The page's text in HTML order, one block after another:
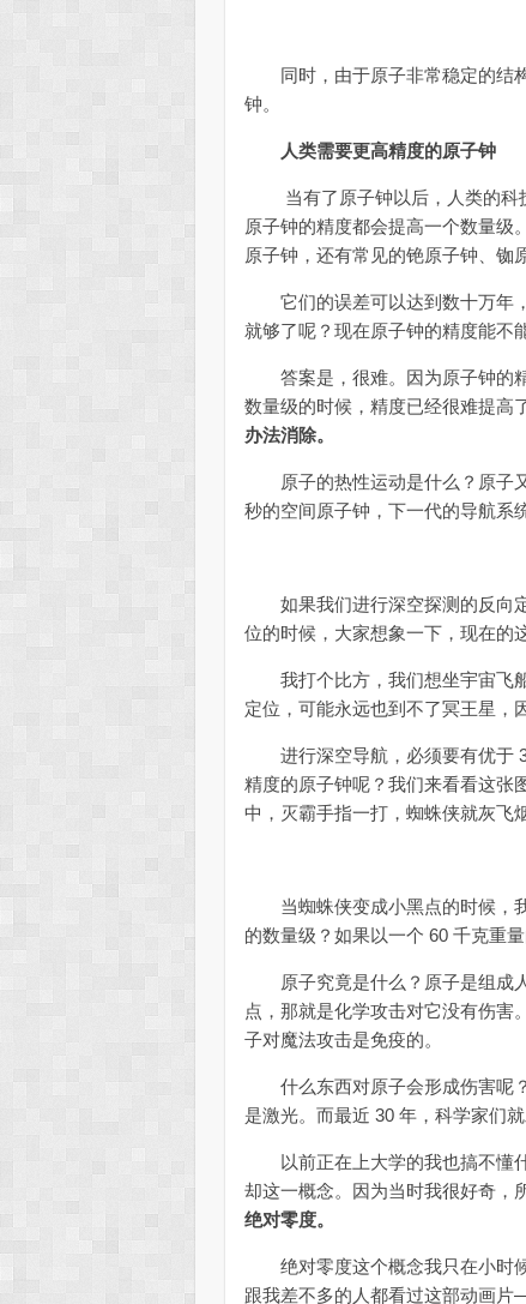
同时，由于原子非常稳定的结
钟。
人类需要更高精度的原子钟
当有了原子钟以后，人类的科
原子钟的精度都会提高一个数量级
原子钟，还有常见的铯原子钟、铷
它们的误差可以达到数十万年，
就够了呢？现在原子钟的精度能不
答案是，很难。因为原子钟的精
数量级的时候，精度已经很难提高
办法消除。
原子的热性运动是什么？原子又
秒的空间原子钟，下一代的导航
如果我们进行深空探测的反向定
位的时候，大家想象一下，现在的
我打个比方，我们想坐宇宙飞船
定位，可能永远也到不了冥王星，
进行深空导航，必须要有优于
精度的原子钟呢？我们来看看这张
中，灭霸手指一打，蜘蛛侠就灰飞
当蜘蛛侠变成小黑点的时候，我
的数量级？如果以一个 60 千克重
原子究竟是什么？原子是组成人
点，那就是化学攻击对它没有伤害
子对魔法攻击是免疫的。
什么东西对原子会形成伤害呢？
是激光。而最近 30 年，科学家们
以前正在上大学的我也搞不懂什
却这一概念。因为当时我很好奇，
绝对零度。
绝对零度这个概念我只在小时候
跟我差不多的人都看过这部动画